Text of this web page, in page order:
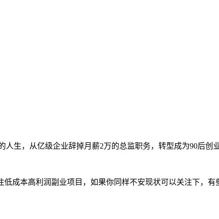
生，从亿级企业辞掉月薪2万的总监职务，转型成为90后创
成本高利润副业项目，如果你同样不安现状可以关注下，